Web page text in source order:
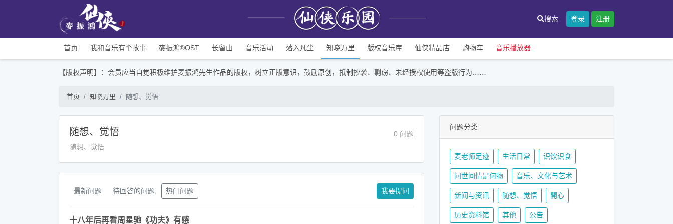
搜索 登录 注册
首页 我和音乐有个故事 麥振鴻®OST 长留山 音乐活动 落入凡尘 知晓万里 版权音乐库 仙侠精品店 购物车 音乐播放器
【版权声明】：会员应当自觉积极维护麦振鸿先生作品的版权，树立正版意识，鼓励原创，抵制抄袭、剽窃、未经授权使用等盗版行为……
首页 知晓万里 随想、觉悟
随想、觉悟
0 问题
随想、觉悟
最新问题 待回答的问题 热门问题 我要提问
十八年后再看周星驰《功夫》有感
问题分类
麦老师足迹 生活日常 识饮识食
问世间情是何物 音乐、文化与艺术
新闻与资讯 随想、觉悟 開心
历史资料馆 其他 公告